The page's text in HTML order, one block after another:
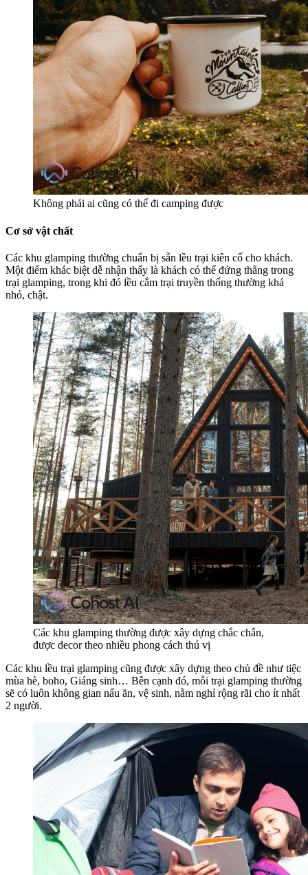
Không phải ai cũng có thể đi camping được
Cơ sở vật chất
Các khu glamping thường chuẩn bị sẵn lều trại kiên cố cho khách.
Một điểm khác biệt dễ nhận thấy là khách có thể đứng thẳng trong
trại glamping, trong khi đó lều cắm trại truyền thống thường khá
nhỏ, chật.
Các khu glamping thường được xây dựng chắc chắn,
được decor theo nhiều phong cách thú vị
Các khu lều trại glamping cũng được xây dựng theo chủ đề như tiệc
mùa hè, boho, Giáng sinh… Bên cạnh đó, mỗi trại glamping thường
sẽ có luôn không gian nấu ăn, vệ sinh, nằm nghỉ rộng rãi cho ít nhất
2 người.